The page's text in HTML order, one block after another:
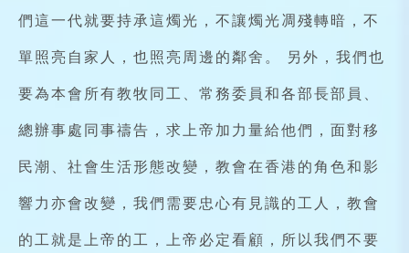
們這一代就要持承這燭光，不讓燭光凋殘轉暗，不
單照亮自家人，也照亮周邊的鄰舍。 另外，我們也
要為本會所有教牧同工、常務委員和各部長部員、
總辦事處同事禱告，求上帝加力量給他們，面對移
民潮、社會生活形態改變，教會在香港的角色和影
響力亦會改變，我們需要忠心有見識的工人，教會
的工就是上帝的工，上帝必定看顧，所以我們不要